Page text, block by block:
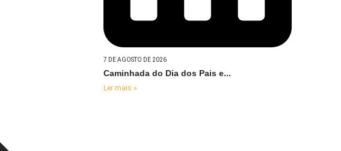
7 DE AGOSTO DE 2026
Caminhada do Dia dos Pais e...
Ler mais »